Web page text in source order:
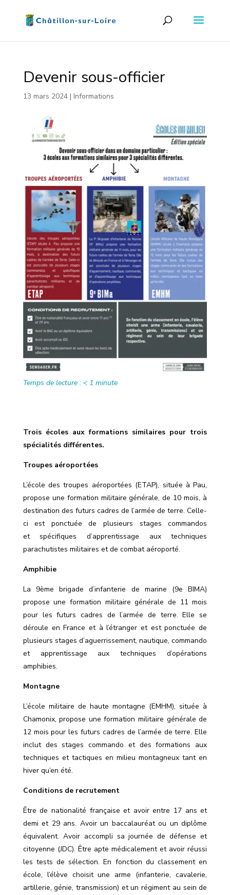
Devenir sous-officier
13 mars 2024| Informations
Temps de lecture : < 1 minute
Trois écoles aux formations similaires pour trois
spécialités différentes.
Troupes aéroportées
L’école des troupes aéroportées (ETAP), située à Pau,
propose une formation militaire générale, de 10 mois, à
destination des futurs cadres de l’armée de terre. Celle-
ci est ponctuée de plusieurs stages commandos
et spécifiques d’apprentissage aux techniques
parachutistes militaires et de combat aéroporté.
Amphibie
La 9ème brigade d’infanterie de marine (9e BIMA)
propose une formation militaire générale de 11 mois
pour les futurs cadres de l’armée de terre. Elle se
déroule en France et à l’étranger et est ponctuée de
plusieurs stages d’aguerrissement, nautique, commando
et apprentissage aux techniques d’opérations
amphibies.
Montagne
L’école militaire de haute montagne (EMHM), située à
Chamonix, propose une formation militaire générale de
12 mois pour les futurs cadres de l’armée de terre. Elle
inclut des stages commando et des formations aux
techniques et tactiques en milieu montagneux tant en
hiver qu’en été.
Conditions de recrutement
Être de nationalité française et avoir entre 17 ans et
demi et 29 ans. Avoir un baccalauréat ou un diplôme
équivalent. Avoir accompli sa journée de défense et
citoyenne (JDC). Être apte médicalement et avoir réussi
les tests de sélection. En fonction du classement en
école, l’élève choisit une arme (infanterie, cavalerie,
artillerie, génie, transmission) et un régiment au sein de